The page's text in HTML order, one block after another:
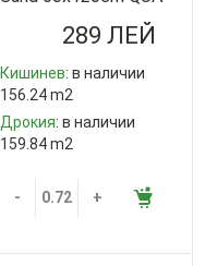
289 ЛЕЙ
Кишинев: в наличии
156.24 m2
Дрокия: в наличии
159.84 m2
- +